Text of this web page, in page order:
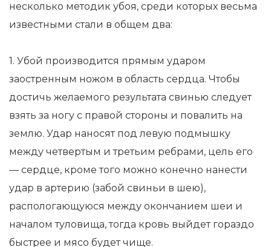
несколько методик убоя, среди которых весьма
известными стали в общем два:
1. Убой производится прямым ударом
заостренным ножом в область сердца. Чтобы
достичь желаемого результата свинью следует
взять за ногу с правой стороны и повалить на
землю. Удар наносят под левую подмышку
между четвертым и третьим ребрами, цель его
— сердце, кроме того можно конечно нанести
удар в артерию (забой свиньи в шею),
распологающуюся между окончанием шеи и
началом туловища, тогда кровь выйдет гораздо
быстрее и мясо будет чище.